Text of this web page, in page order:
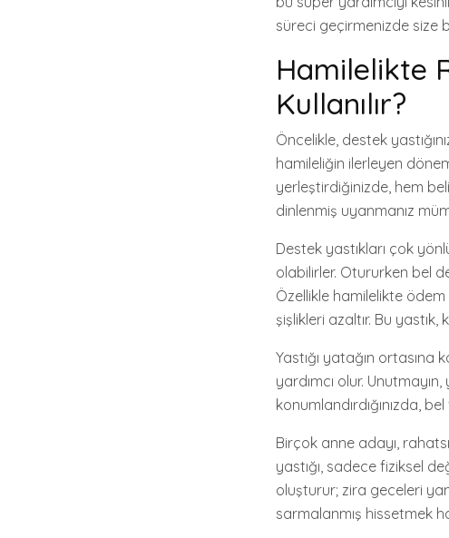
süreci geçirmenizde size
Hamilelikte
Kullanılır?
Öncelikle, destek
hamileliğin ilerleyen
yerleştirdiğinizde, hem
dinlenmiş uyanmanız
Destek yastıkları çok
olabilirler. Otururken bel
Özellikle hamilelikte ödem
şişlikleri azaltır. Bu
Yastığı yatağın ortasına
yardımcı olur.
konumlandırdığınızda,
Birçok anne adayı,
yastığı, sadece fiziksel
oluşturur; zira geceleri
sarmalanmış hissetmek